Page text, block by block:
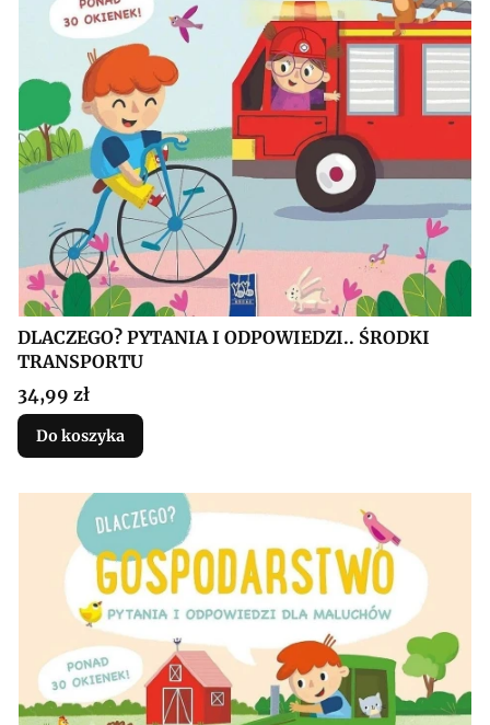
DLACZEGO? PYTANIA I ODPOWIEDZI.. ŚRODKI
TRANSPORTU
Cena
34,99 zł
Do koszyka